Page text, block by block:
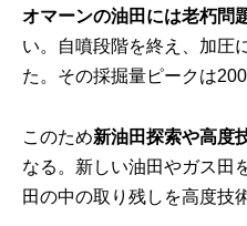
オマーンの油田には老朽問
い。自噴段階を終え、加圧
た。その採掘量ピークは
このため新油田探索や高度
なる。新しい油田やガス田
田の中の取り残しを高度技